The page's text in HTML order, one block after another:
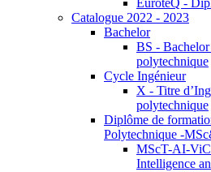
EuroteQ -
Catalogue 2022 - 2023
Bachelor
BS -
polytechnique
Cycle Ingénieur
X - Titre
polytechnique
Diplôme de
Polytechnique -
MScT-AI-
Intelligence